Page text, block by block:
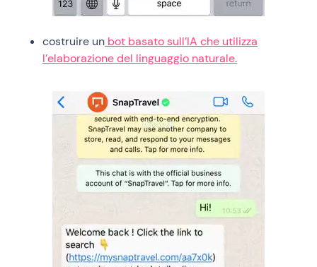
costruire un bot basato sull’IA che utilizza
l’elaborazione del linguaggio naturale.